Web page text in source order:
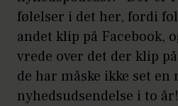
følelser i det her, fordi
andet klip på Facebook,
vrede over det der klip
de har måske ikke set
nyhedsudsendelse i to år!